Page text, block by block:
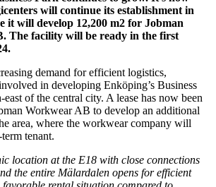
will continue its establishment in
it will develop 12,200 m2 for Jobman
The facility will be ready in the first
demand for efficient logistics,
in developing Enköping’s Business
of the central city. A lease has now been
Workwear AB to develop an additional
area, where the workwear company will
tenant.
location at the E18 with close connections
the entire Mälardalen opens for efficient